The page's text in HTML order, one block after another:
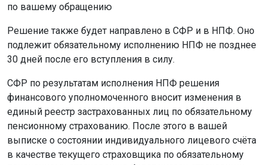
по вашему обращению
Решение также будет направлено в СФР и в НПФ. Оно
подлежит обязательному исполнению НПФ не позднее
30 дней после его вступления в силу.
СФР по результатам исполнения НПФ решения
финансового уполномоченного вносит изменения в
единый реестр застрахованных лиц по обязательному
пенсионному страхованию. После этого в вашей
выписке о состоянии индивидуального лицевого счёта
в качестве текущего страховщика по обязательному